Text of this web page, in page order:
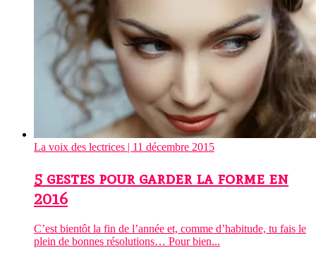
La voix des lectrices | 11 décembre 2015
5 gestes pour garder la forme en
2016
C’est bientôt la fin de l’année et, comme d’habitude, tu fais le
plein de bonnes résolutions… Pour bien...